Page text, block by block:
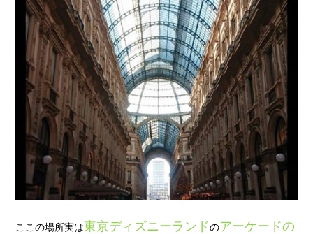
ここの場所実は東京ディズニーランドのアーケードの